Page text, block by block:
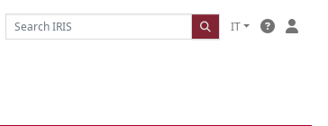
IT